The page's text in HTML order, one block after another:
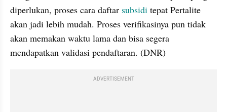
diperlukan, proses cara daftar subsidi tepat Pertalite
akan jadi lebih mudah. Proses verifikasinya pun tidak
akan memakan waktu lama dan bisa segera
mendapatkan validasi pendaftaran. (DNR)
ADVERTISEMENT